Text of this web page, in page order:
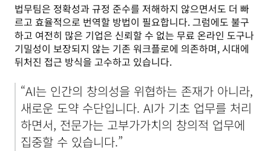
법무팀은 정확성과 규정 준수를 저해하지 않으면서도 더 빠
르고 효율적으로 번역할 방법이 필요합니다. 그럼에도 불구
하고 여전히 많은 기업은 신뢰할 수 없는 무료 온라인 도구나
기밀성이 보장되지 않는 기존 워크플로에 의존하며, 시대에
뒤처진 접근 방식을 고수하고 있습니다.
“AI는 인간의 창의성을 위협하는 존재가 아니라,
새로운 도약 수단입니다. AI가 기초 업무를 처리
하면서, 전문가는 고부가가치의 창의적 업무에
집중할 수 있습니다.”